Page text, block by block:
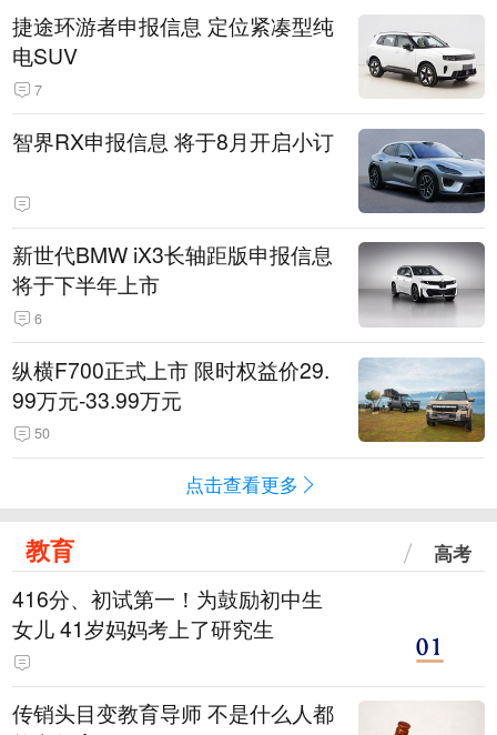
捷途环游者申报信息 定位紧凑型纯
电SUV
7
智界RX申报信息 将于8月开启小订
新世代BMW iX3长轴距版申报信息
将于下半年上市
6
纵横F700正式上市 限时权益价29.
99万元-33.99万元
50
点击查看更多
教育 高考
416分、初试第一！为鼓励初中生
女儿 41岁妈妈考上了研究生
传销头目变教育导师 不是什么人都